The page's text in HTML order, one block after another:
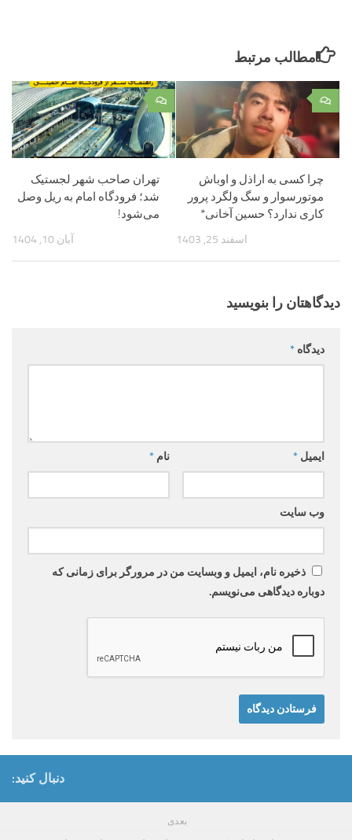
مطالب مرتبط
۰
تهران صاحب شهر لجستیک
شد؛ فرودگاه امام به ریل وصل
می‌شود!
آبان 10, 1404
۰
چرا کسی به اراذل و اوباش
موتورسوار و سگ ولگرد پرور
کاری ندارد؟ حسین آخانی*
اسفند 25, 1403
دیدگاهتان را بنویسید
دیدگاه *
نام * ایمیل *
وب‌ سایت
ذخیره نام، ایمیل و وبسایت من در مرورگر برای زمانی که
دوباره دیدگاهی می‌نویسم.
دنبال کنید:
بعدی